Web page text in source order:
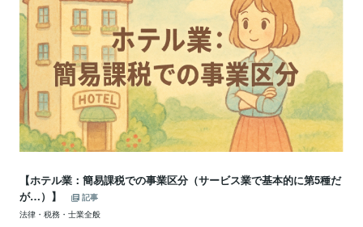
【ホテル業：簡易課税での事業区分（サービス業で基本的に第5種だ
が…）】
記事
法律・税務・士業全般